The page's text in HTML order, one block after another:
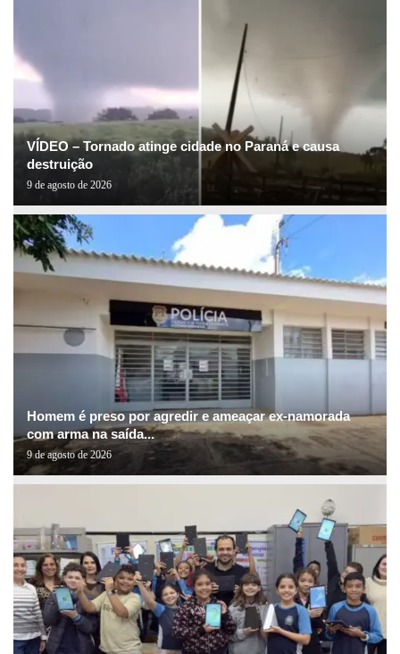
VÍDEO – Tornado atinge cidade no Paraná e causa
destruição
9 de agosto de 2026
Homem é preso por agredir e ameaçar ex-namorada
com arma na saída...
9 de agosto de 2026